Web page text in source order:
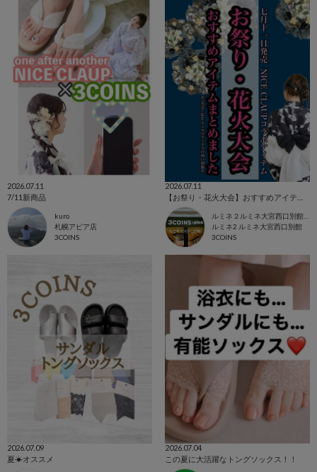
2026.07.11
7/11新商品
kuro
札幌アピア店
3COINS
2026.07.11
ルミネ2 ルミネ大宮西口別館
3COINS
2026.07.09
夏☀オススメ
2026.07.04
この夏に大活躍なトングソックス！！